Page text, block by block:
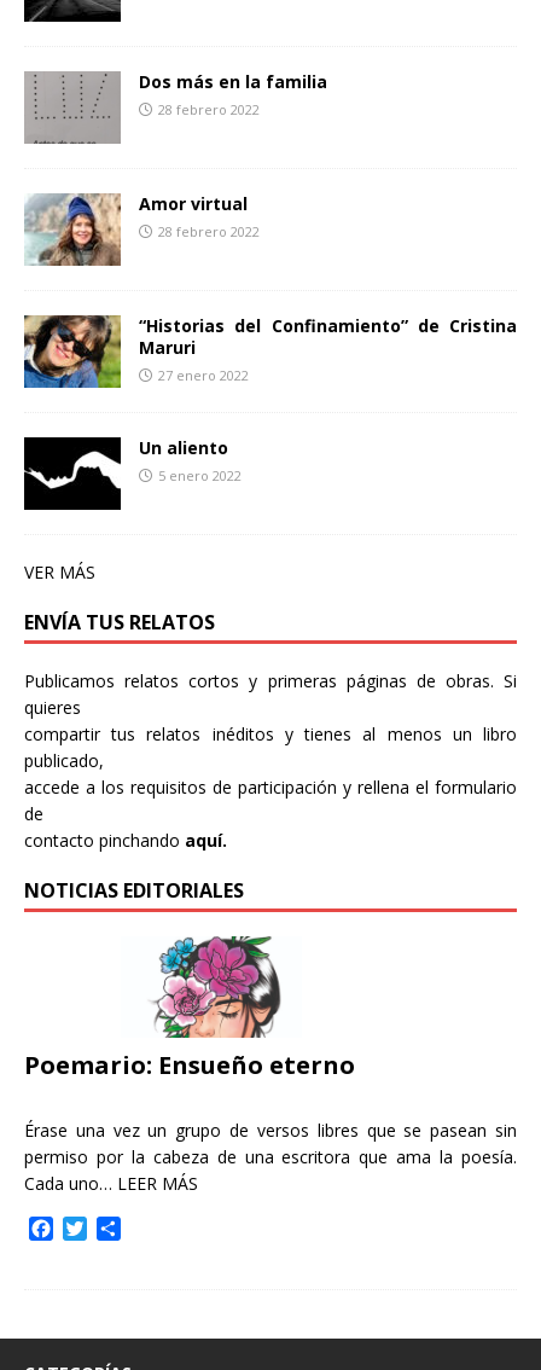
Dos más en la familia
28 febrero 2022
Amor virtual
28 febrero 2022
“Historias del Confinamiento” de Cristina
Maruri
27 enero 2022
Un aliento
5 enero 2022
VER MÁS
ENVÍA TUS RELATOS
Publicamos relatos cortos y primeras páginas de obras. Si
quieres
compartir tus relatos inéditos y tienes al menos un libro
publicado,
accede a los requisitos de participación y rellena el formulario
de
contacto pinchando aquí.
NOTICIAS EDITORIALES
Poemario: Ensueño eterno
Érase una vez un grupo de versos libres que se pasean sin
permiso por la cabeza de una escritora que ama la poesía.
Cada uno… LEER MÁS